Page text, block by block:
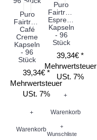
Puro
Fairtrade
Café
Creme
Kapseln
- 96
Stück
39,34€ *
Mehrwertsteuer
USt. 7%
+
Warenkorb
Puro
Fairtrade
Espresso
Kapseln
- 96
Stück
39,34€ *
Mehrwertsteuer
USt. 7%
+
Warenkorb
+
Wunschliste